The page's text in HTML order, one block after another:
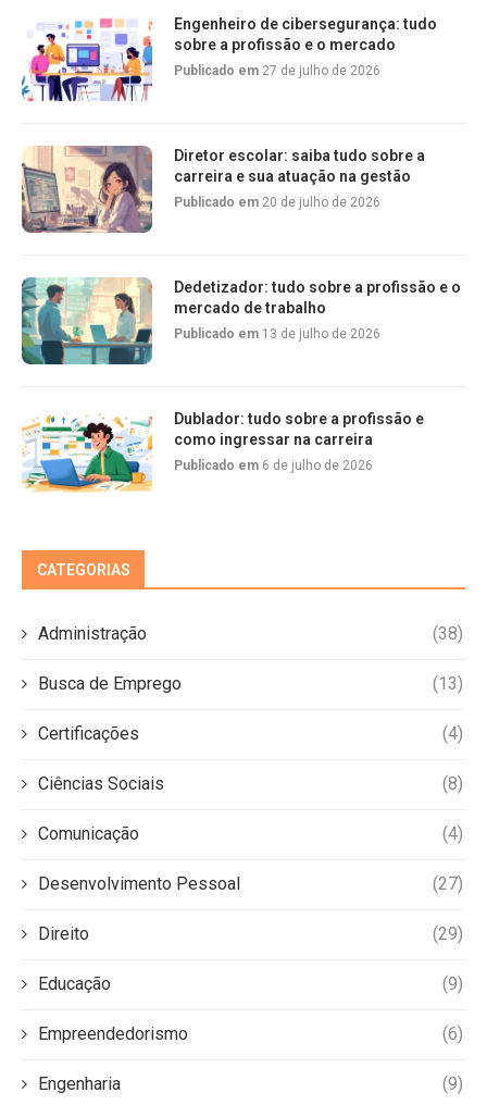
Engenheiro de cibersegurança: tudo
sobre a profissão e o mercado
Publicado em 27 de julho de 2026
Diretor escolar: saiba tudo sobre a
carreira e sua atuação na gestão
Publicado em 20 de julho de 2026
Dedetizador: tudo sobre a profissão e o
mercado de trabalho
Publicado em 13 de julho de 2026
Dublador: tudo sobre a profissão e
como ingressar na carreira
Publicado em 6 de julho de 2026
CATEGORIAS
Administração (38)
Busca de Emprego (13)
Certificações (4)
Ciências Sociais (8)
Comunicação (4)
Desenvolvimento Pessoal (27)
Direito (29)
Educação (9)
Empreendedorismo (6)
Engenharia (9)